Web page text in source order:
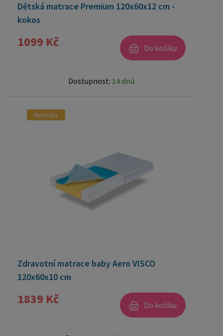
Dětská matrace Premium 120x60x12 cm -
kokos
1099 Kč Do košíku
Dostupnost: 14 dnů
Novinka
Zdravotní matrace baby Aero VISCO
120x60x10 cm
1839 Kč Do košíku